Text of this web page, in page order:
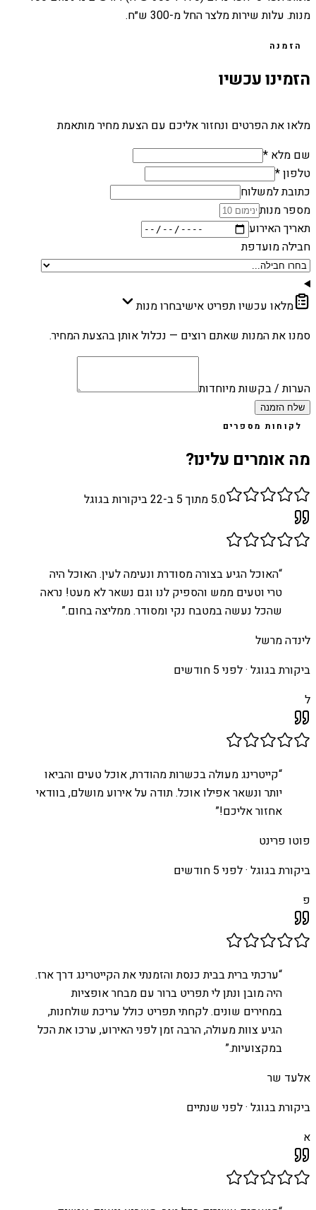
מנות. עלות שירות מלצר החל מ-300 ש״ח.
הזמנה
הזמינו עכשיו
מלאו את הפרטים ונחזור אליכם עם הצעת מחיר מותאמת
שם מלא *
טלפון *
כתובת למשלוח
מספר מנות
תאריך האירוע
חבילה מועדפת
מלאו עכשיו תפריט אישיבחרו מנות
סמנו את המנות שאתם רוצים — נכלול אותן בהצעת המחיר.
הערות / בקשות מיוחדות
שלח הזמנה
לקוחות מספרים
מה אומרים עלינו?
5.0 מתוך 5 ב- 22ביקורות בגוגל
“האוכל הגיע בצורה מסודרת ונעימה לעין. האוכל היה
טרי וטעים ממש והספיק לנו וגם נשאר לא מעט! נראה
שהכל נעשה במטבח נקי ומסודר. ממליצה בחום.”
לינדה מרשל
ביקורת בגוגל ·לפני 5 חודשים
ל
“קייטרינג מעולה בכשרות מהודרת, אוכל טעים והביאו
יותר ונשאר אפילו אוכל. תודה על אירוע מושלם, בוודאי
אחזור אליכם!”
פוטו פרינט
ביקורת בגוגל ·לפני 5 חודשים
פ
“ערכתי ברית בבית כנסת והזמנתי את הקייטרינג דרך ארז.
היה מובן ונתן לי תפריט ברור עם מבחר אופציות
במחירים שונים. לקחתי תפריט כולל עריכת שולחנות,
הגיע צוות מעולה, הרבה זמן לפני האירוע, ערכו את הכל
במקצועיות.”
אלעד שר
ביקורת בגוגל ·לפני שנתיים
א